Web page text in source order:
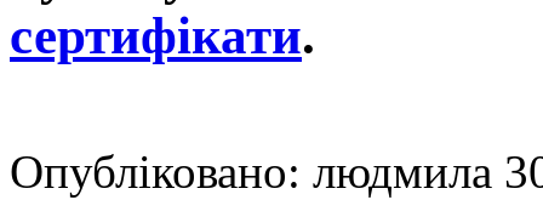
сертифікати.
Опубліковано: людмила